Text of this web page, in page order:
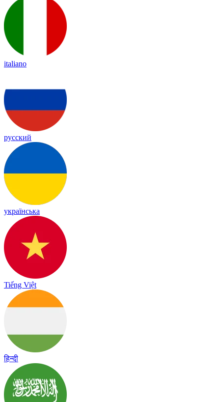
italiano
русский
українська
Tiếng Việt
हिन्दी